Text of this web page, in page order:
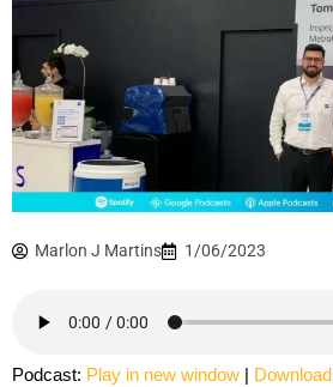
Marlon J Martins 1/06/2023
Podcast: Play in new window | Download